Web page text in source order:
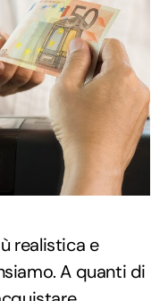
realistica e
A quanti di